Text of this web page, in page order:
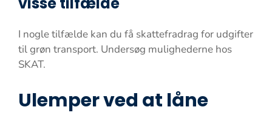
I nogle tilfælde kan du få skattefradrag for udgifter
til grøn transport. Undersøg mulighederne hos
SKAT.
Ulemper ved at låne